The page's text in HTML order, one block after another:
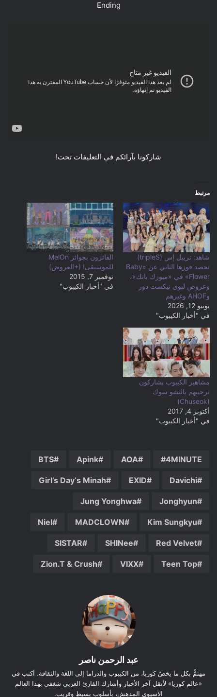
Ending
شاركونا بآرائكم في التعليقات تحت!
مرتبط
شاهد: تريبل إس (tripleS)
تحصد فوزها الثاني عن «Baby
Flower» في «ميوزك بانك»،
وعروض لبوي نيكست دور
وAHOF وغيرهم
يونيو 12, 2026
في "أخبار الكيبوب"
الفائزون بجوائز MelOn
للموسيقى! (+العروض)
نوفمبر 7, 2015
في "أخبار الكيبوب"
مشاهير الكيبوب يشاركون
ترحيبهم بالتشو سوك
(Chuseok)
أكتوبر 4, 2017
في "أخبار الكيبوب"
4MINUTE
AOA
Apink
BTS
Davichi
EXID
Girl’s Day‘s Minah
Jonghyun
Jung Yonghwa
Kim Sungkyu
MADCLOWN
Niel
Red Velvet
SHINee
SISTAR
Teen Top
VIXX
Zion.T & Crush
عبد الرحمن ناصر
مهتمٌّ بكل ما يخصّ كوريا، من الكيبوب والدراما إلى اللغة والثقافة. أكتب في
«عالم كوريا» لأنقل آخر الأخبار وأشارك القارئ العربي شغفي بهذا العالم
الآسيوي المدهش، بأسلوبٍ بسيطٍ وقريب.